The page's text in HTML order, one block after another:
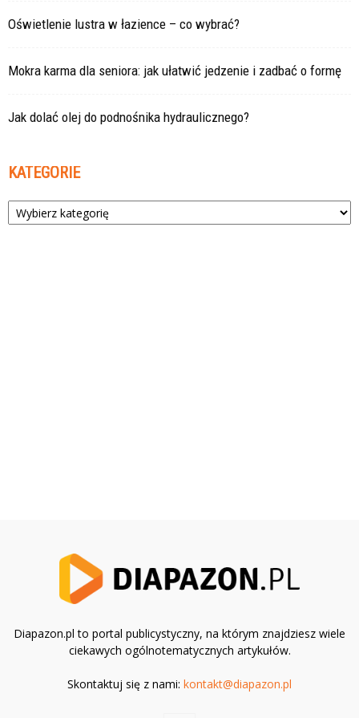
Oświetlenie lustra w łazience – co wybrać?
Mokra karma dla seniora: jak ułatwić jedzenie i zadbać o formę
Jak dolać olej do podnośnika hydraulicznego?
KATEGORIE
Kategorie
Diapazon.pl to portal publicystyczny, na którym znajdziesz wiele
ciekawych ogólnotematycznych artykułów.
Skontaktuj się z nami: kontakt@diapazon.pl